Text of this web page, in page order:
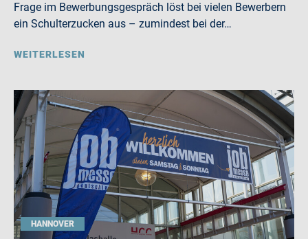
Frage im Bewerbungsgespräch löst bei vielen Bewerbern
ein Schulterzucken aus – zumindest bei der…
WEITERLESEN
HANNOVER